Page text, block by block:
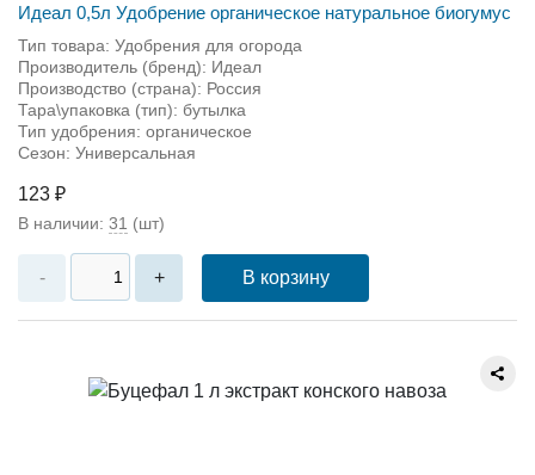
Идеал 0,5л Удобрение органическое натуральное биогумус
Тип товара: Удобрения для огорода
Производитель (бренд): Идеал
Производство (страна): Россия
Тара\упаковка (тип): бутылка
Тип удобрения: органическое
Сезон: Универсальная
123 ₽
В наличии: 31 (шт)
- + В корзину